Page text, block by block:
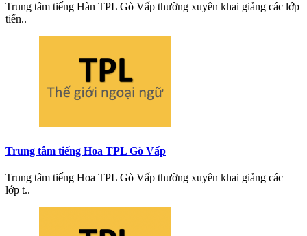
Trung tâm tiếng Hàn TPL Gò Vấp thường xuyên khai giảng các lớp
tiến..
Trung tâm tiếng Hoa TPL Gò Vấp
Trung tâm tiếng Hoa TPL Gò Vấp thường xuyên khai giảng các
lớp t..